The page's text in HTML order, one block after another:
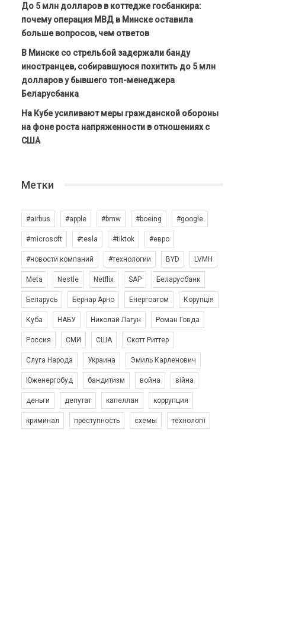
До 5 млн долларов в коттедже госбанкира:
почему операция МВД в Минске оставила
больше вопросов, чем ответов
В Минске со стрельбой задержали банду
иностранцев, собиравшуюся похитить до 5 млн
долларов у бывшего топ-менеджера
Беларусбанка
На Кубе усиливают меры гражданской обороны
на фоне роста напряженности в отношениях с
США
Метки
#airbus #apple #bmw #boeing #google
#microsoft #tesla #tiktok #евро
#новости компаний #технологии BYD LVMH
Meta Nestle Netflix SAP Беларусбанк
Беларусь Бернар Арно Енергоатом Корупція
Куба НАБУ Николай Лагун Роман Говда
Россия СМИ США Скотт Риттер
Слуга Народа Украина Эмиль Карленович
Юженергобуд бандитизм война війна
деньги депутат капеллан коррупция
криминал преступность схемы технології